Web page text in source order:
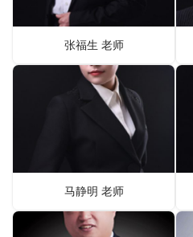
张福生 老师
马静明 老师